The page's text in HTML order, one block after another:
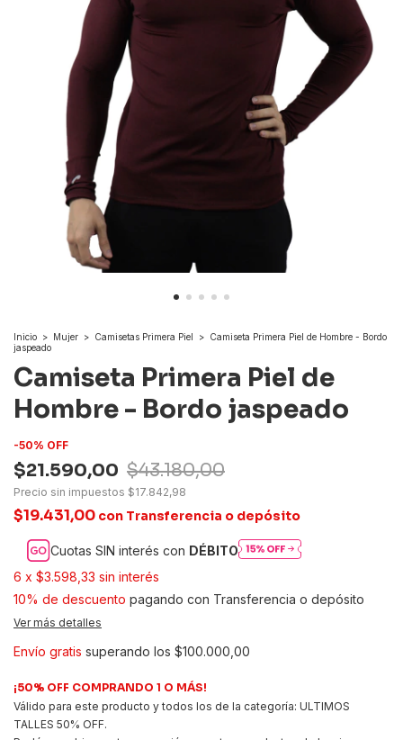
Inicio > Mujer > Camisetas Primera Piel > Camiseta Primera Piel de Hombre - Bordo
jaspeado
Camiseta Primera Piel de
Hombre - Bordo jaspeado
-50% OFF
$21.590,00 $43.180,00
Precio sin impuestos $17.842,98
$19.431,00 con Transferencia o depósito
Cuotas SIN interés con DÉBITO
6 x $3.598,33 sin interés
10% de descuento pagando con Transferencia o depósito
Ver más detalles
Envío gratis superando los $100.000,00
¡50% OFF COMPRANDO 1 O MÁS!
Válido para este producto y todos los de la categoría: ULTIMOS
TALLES 50% OFF.